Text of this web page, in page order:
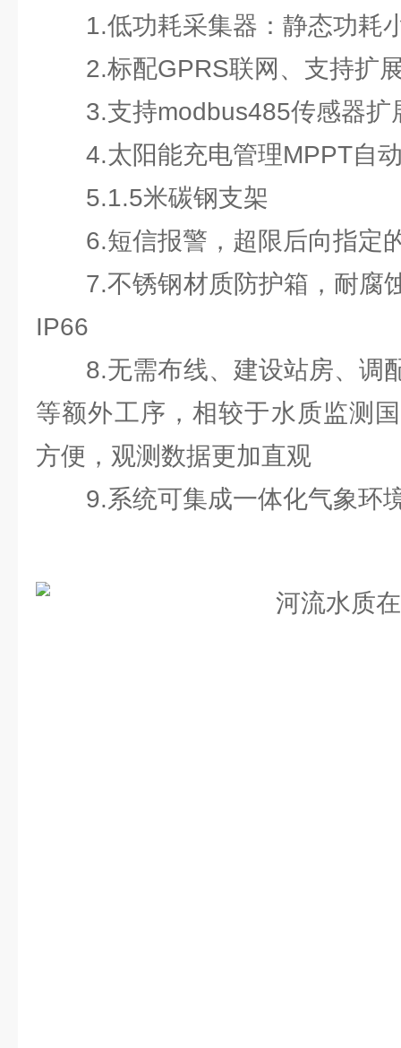
1.低功耗采集器：静态功耗
2.标配GPRS联网、支持扩展
3.支持modbus485传感器扩
4.太阳能充电管理MPPT自动
5.1.5米碳钢支架
6.短信报警，超限后向指定
7.不锈钢材质防护箱，耐腐
IP66
8.无需布线、建设站房、调
等额外工序，相较于水质监测
方便，观测数据更加直观
9.系统可集成一体化气象环